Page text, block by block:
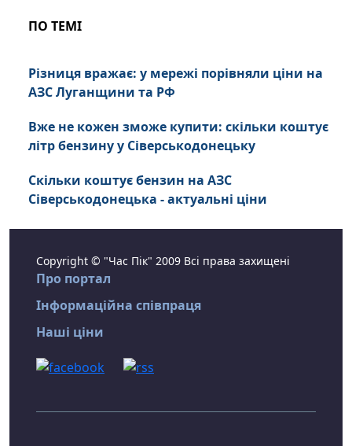
ПО ТЕМІ
Різниця вражає: у мережі порівняли ціни на
АЗС Луганщини та РФ
Вже не кожен зможе купити: скільки коштує
літр бензину у Сіверськодонецьку
Скільки коштує бензин на АЗС
Сіверськодонецька - актуальні ціни
Copyright © "Час Пік" 2009 Всі права захищені
Про портал
Інформаційна співпраця
Наші ціни